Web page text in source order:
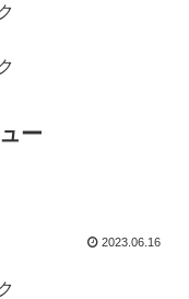
ー
2023.06.16